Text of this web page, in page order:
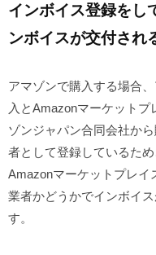
インボイス登録をし
ンボイスが交付され
アマゾンで購入する場合、
入とAmazonマーケット
ゾンジャパン合同会社か
者として登録しているた
Amazonマーケットプレイ
業者かどうかでインボイ
す。